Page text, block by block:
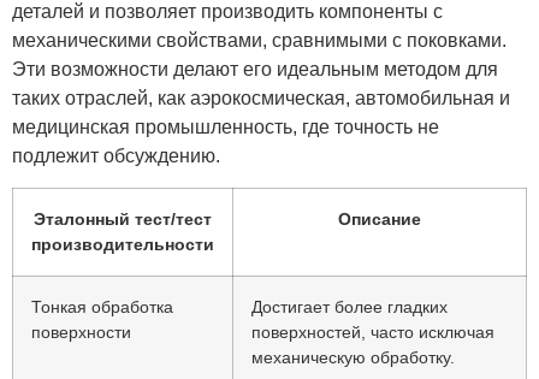
деталей и позволяет производить компоненты с
механическими свойствами, сравнимыми с поковками.
Эти возможности делают его идеальным методом для
таких отраслей, как аэрокосмическая, автомобильная и
медицинская промышленность, где точность не
подлежит обсуждению.
Эталонный тест/тест
производительности
Описание
Тонкая обработка
поверхности
Достигает более гладких
поверхностей, часто исключая
механическую обработку.